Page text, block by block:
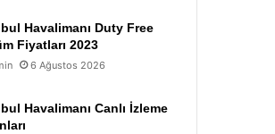
Havalimanı Duty Free
Fiyatları 2023
6 Ağustos 2026
Havalimanı Canlı İzleme